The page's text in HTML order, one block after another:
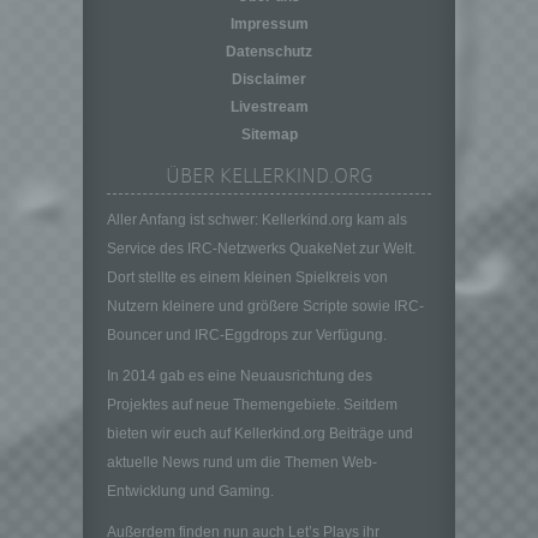
Impressum
Datenschutz
Disclaimer
Livestream
Sitemap
ÜBER KELLERKIND.ORG
Aller Anfang ist schwer: Kellerkind.org kam als
Service des IRC-Netzwerks QuakeNet zur Welt.
Dort stellte es einem kleinen Spielkreis von
Nutzern kleinere und größere Scripte sowie IRC-
Bouncer und IRC-Eggdrops zur Verfügung.
In 2014 gab es eine Neuausrichtung des
Projektes auf neue Themengebiete. Seitdem
bieten wir euch auf Kellerkind.org Beiträge und
aktuelle News rund um die Themen Web-
Entwicklung und Gaming.
Außerdem finden nun auch Let’s Plays ihr
auf welche die personenbezogenen Daten
ohne Hinzuziehung zusätzlicher
Informationen nicht mehr einer spezifischen
können, sofern diese zusätzlichen
Informationen gesondert aufbewahrt werden
und technischen und organisatorischen
Maßnahmen unterliegen, die gewährleisten,
dass die personenbezogenen Daten nicht
einer identifizierten oder identifizierbaren
natürlichen Person zugewiesen werden.
g) Verantwortlicher oder für die Verarbeitung
Verantwortlicher
Verantwortlicher oder für die Verarbeitung
Verantwortlicher ist die natürliche oder
juristische Person, Behörde, Einrichtung
gemeinsam mit anderen über die Zwecke
und Mittel der Verarbeitung von
personenbezogenen Daten entscheidet.